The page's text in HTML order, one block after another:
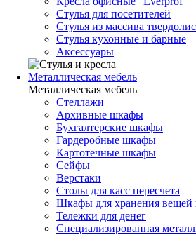
Стулья для посетителей
Стулья из массива
Стулья кухонные и барные
Аксессуары
Металлическая мебель
Металлическая мебель
Стеллажи
Архивные шкафы
Бухгалтерские шкафы
Гардеробные шкафы
Картотечные шкафы
Сейфы
Верстаки
Столы для касс пересчета
Шкафы для хранения вещей
Тележки для денег
Специализированная